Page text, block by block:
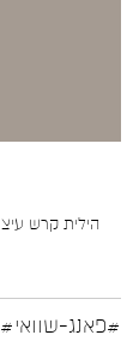
#פאנג-שוואי